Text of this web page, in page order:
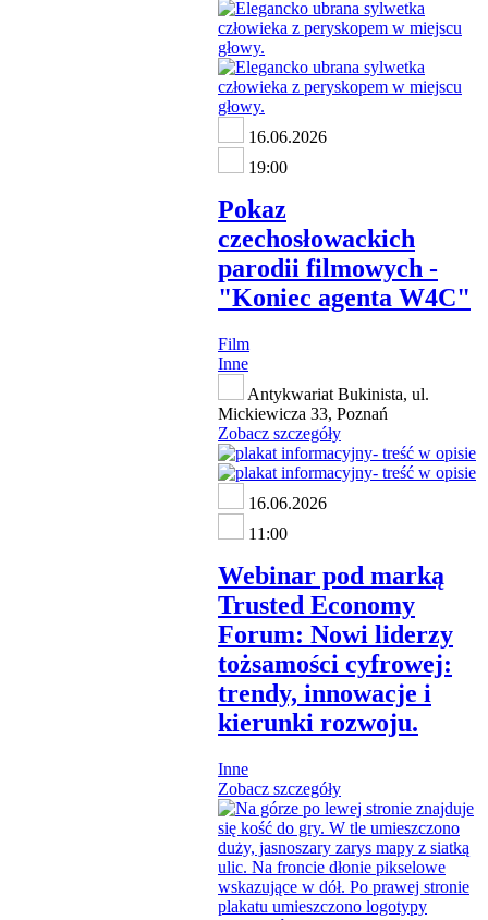
16.06.2026
19:00
Pokaz
czechosłowackich
parodii filmowych -
"Koniec agenta W4C"
Film
Inne
Antykwariat Bukinista, ul.
Mickiewicza 33, Poznań
Zobacz szczegóły
16.06.2026
11:00
Webinar pod marką
Trusted Economy
Forum: Nowi liderzy
tożsamości cyfrowej:
trendy, innowacje i
kierunki rozwoju.
Inne
Zobacz szczegóły